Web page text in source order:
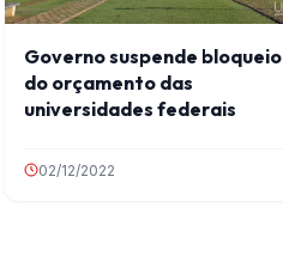
Governo suspende bloqueio
do orçamento das
universidades federais
02/12/2022